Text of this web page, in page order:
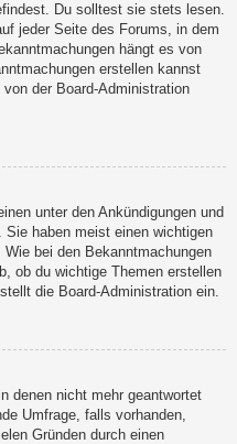
Du solltest sie stets lesen.
jeder Seite des Forums, in dem
hängt es von
erstellen kannst
der Board-Administration
unter den Ankündigungen und
haben meist einen wichtigen
bei den Bekanntmachungen
ob du wichtige Themen erstellen
die Board-Administration ein.
denen nicht mehr geantwortet
Umfrage, falls vorhanden,
Gründen durch einen